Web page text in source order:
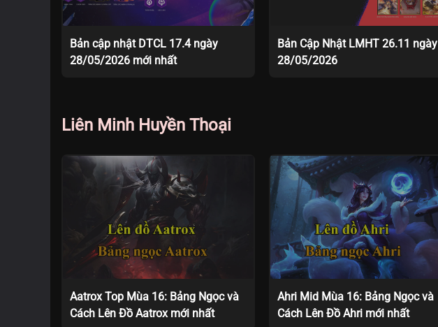
Bản cập nhật DTCL 17.4 ngày
28/05/2026 mới nhất
Bản Cập Nhật LMHT 26.11 ngày
28/05/2026
Liên Minh Huyền Thoại
Aatrox Top Mùa 16: Bảng Ngọc và
Cách Lên Đồ Aatrox mới nhất
Ahri Mid Mùa 16: Bảng Ngọc và
Cách Lên Đồ Ahri mới nhất